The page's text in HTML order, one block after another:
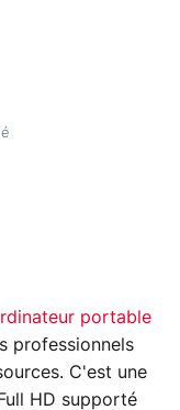
portable
professionnels
C'est une
HD supporté